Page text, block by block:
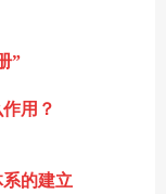
”
用？
的建立